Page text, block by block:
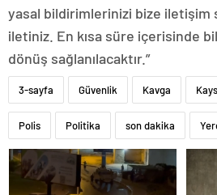
yasal bildirimlerinizi bize iletişim
iletiniz. En kısa süre içerisinde
dönüş sağlanılacaktır.”
3-sayfa Güvenlik Kavga
Polis Politika son dakika